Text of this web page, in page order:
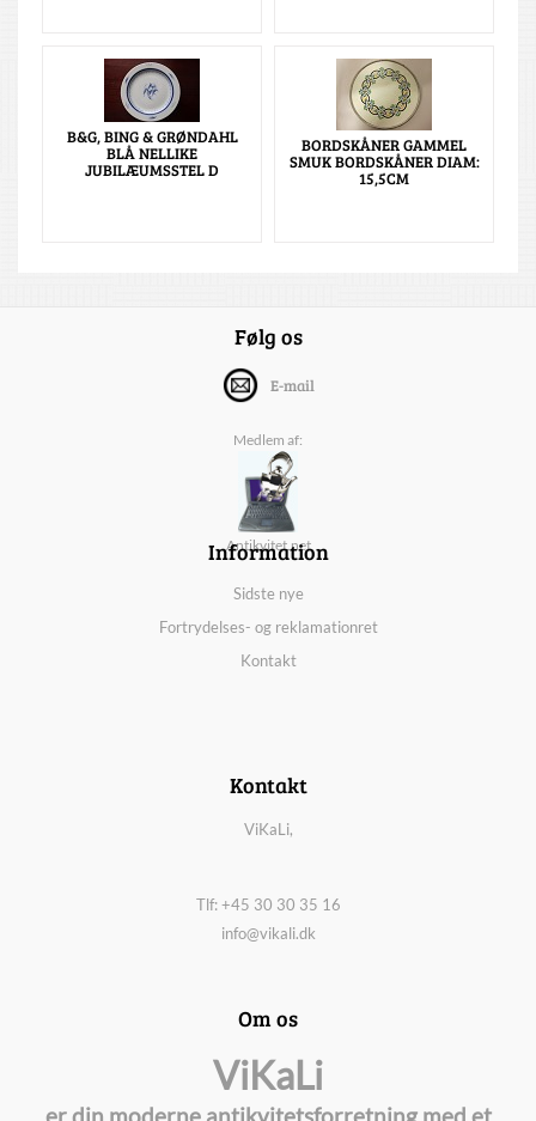
B&G, BING & GRØNDAHL
BLÅ NELLIKE
JUBILÆUMSSTEL D
BORDSKÅNER GAMMEL
SMUK BORDSKÅNER DIAM:
15,5CM
Følg os
E-mail
Medlem af:
Antikvitet.net
Information
Sidste nye
Fortrydelses- og reklamationret
Kontakt
Kontakt
ViKaLi,
Tlf: +45 30 30 35 16
info@vikali.dk
Om os
ViKaLi